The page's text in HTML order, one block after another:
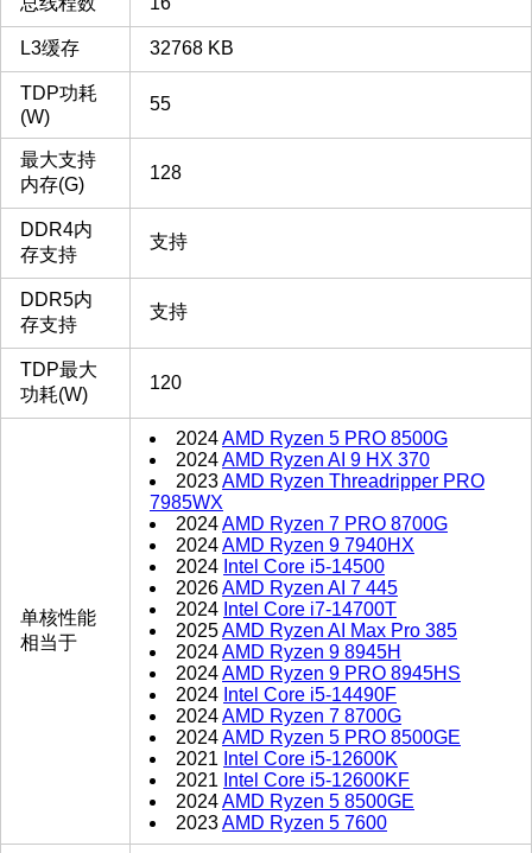
L3缓存 32768 KB
TDP功耗
(W)
55
最大支持
内存(G)
128
DDR4内
存支持
支持
DDR5内
存支持
支持
TDP最大
功耗(W)
120
单核性能
相当于
2024AMD Ryzen 5 PRO 8500G
2024AMD Ryzen AI 9 HX 370
2023AMD Ryzen Threadripper PRO
7985WX
2024AMD Ryzen 7 PRO 8700G
2024AMD Ryzen 9 7940HX
2024 Intel Core i5-14500
2026AMD Ryzen AI 7 445
2024 Intel Core i7-14700T
2025AMD Ryzen AI Max Pro 385
2024AMD Ryzen 9 8945H
2024AMD Ryzen 9 PRO 8945HS
2024 Intel Core i5-14490F
2024AMD Ryzen 7 8700G
2024AMD Ryzen 5 PRO 8500GE
2021 Intel Core i5-12600K
2021 Intel Core i5-12600KF
2024AMD Ryzen 5 8500GE
2023AMD Ryzen 5 7600